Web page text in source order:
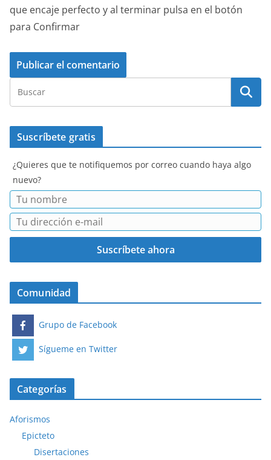
que encaje perfecto y al terminar pulsa en el botón
para Confirmar
Suscríbete gratis
¿Quieres que te notifiquemos por correo cuando haya algo
nuevo?
Comunidad
Grupo de Facebook
Sígueme en Twitter
Categorías
Aforismos
Epicteto
Disertaciones